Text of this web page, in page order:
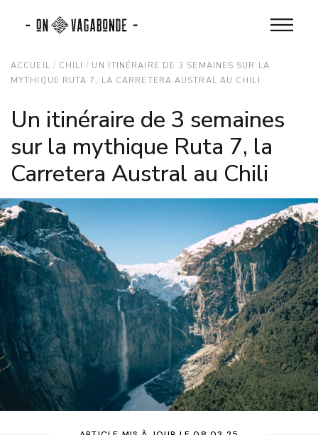
ACCUEIL CHILI
UN ITINÉRAIRE DE 3 SEMAINES SUR LA
MYTHIQUE RUTA 7, LA CARRETERA AUSTRAL AU CHILI
Un itinéraire de 3 semaines
sur la mythique Ruta 7, la
Carretera Austral au Chili